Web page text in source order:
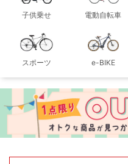
子供乗せ 電動自転車
スポーツ e-BIKE